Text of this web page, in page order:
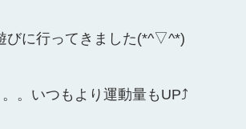
びに行ってきました(*^▽^*)
。いつもより運動量もUP⤴